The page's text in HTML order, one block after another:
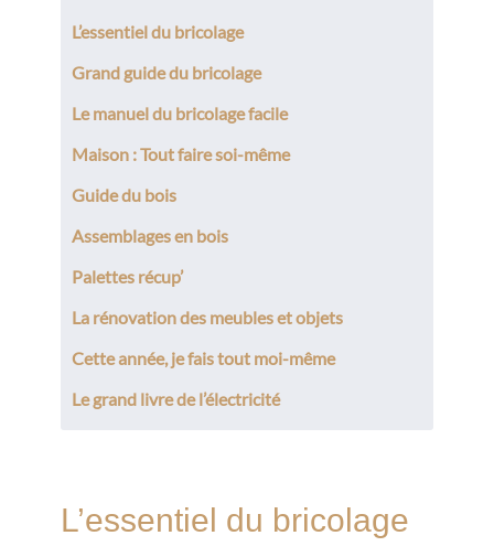
L’essentiel du bricolage
Grand guide du bricolage
Le manuel du bricolage facile
Maison : Tout faire soi-même
Guide du bois
Assemblages en bois
Palettes récup’
La rénovation des meubles et objets
Cette année, je fais tout moi-même
Le grand livre de l’électricité
L’essentiel du bricolage